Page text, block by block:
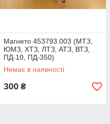
Магнето 453793.003 (МТЗ,
ЮМЗ, ХТЗ, ЛТЗ, АТЗ, ВТЗ,
ПД-10, ПД-350)
Немає в наявності
300 ₴